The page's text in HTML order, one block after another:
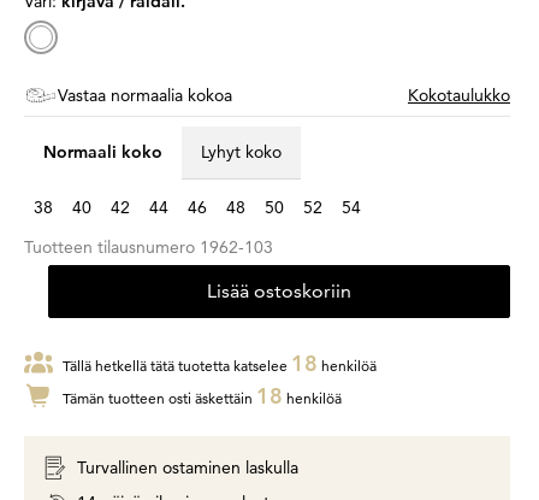
Vastaa normaalia kokoa Kokotaulukko
Normaali koko Lyhyt koko
38 40 42 44 46 48 50 52
54
Tuotteen tilausnumero 1962-103
Lisää ostoskoriin
Tällä hetkellä tätä tuotetta katselee 18 henkilöä
Tämän tuotteen osti äskettäin 18 henkilöä
Turvallinen ostaminen laskulla